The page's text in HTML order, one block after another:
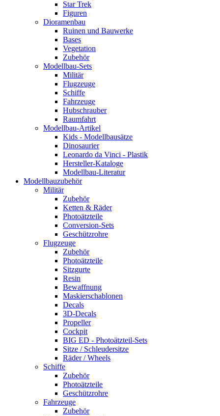
Star Trek
Figuren
Dioramenbau
Ruinen und Bauwerke
Bases
Vegetation
Zubehör
Modellbau-Sets
Militär
Flugzeuge
Schiffe
Fahrzeuge
Hubschrauber
Raumfahrt
Modellbau-Artikel
Kids - Modellbausätze
Dinosaurier
Leonardo da Vinci - Plastik
Hersteller-Kataloge
Modellbau-Literatur
Modellbauzubehör
Militär
Zubehör
Ketten & Räder
Photoätzteile
Conversion-Sets
Geschützrohre
Flugzeuge
Zubehör
Photoätzteile
Sitzgurte
Resin
Bewaffnung
Maskierschablonen
Decals
3D-Decals
Propeller
Cockpit
BIG ED - Photoätzteil-Sets
Sitze / Schleudersitze
Räder / Wheels
Schiffe
Zubehör
Photoätzteile
Geschützrohre
Fahrzeuge
Zubehör